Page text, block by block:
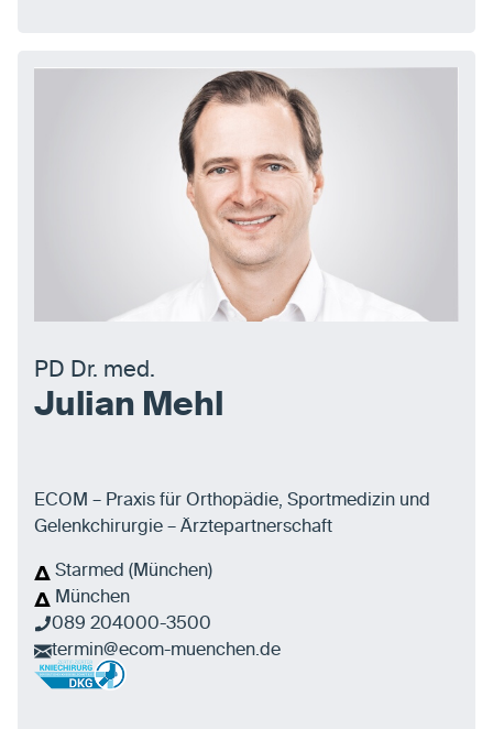
PD Dr. med.
Julian Mehl
ECOM – Praxis für Orthopädie, Sportmedizin und
Gelenkchirurgie – Ärztepartnerschaft
Starmed (München)
München
089 204000-3500
termin@ecom-muenchen.de